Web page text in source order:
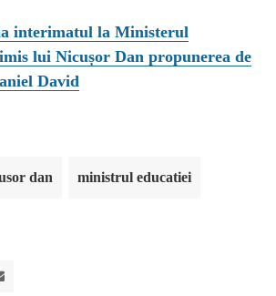
interimatul la Ministerul
lui Nicușor Dan propunerea de
David
dan ministrul educatiei